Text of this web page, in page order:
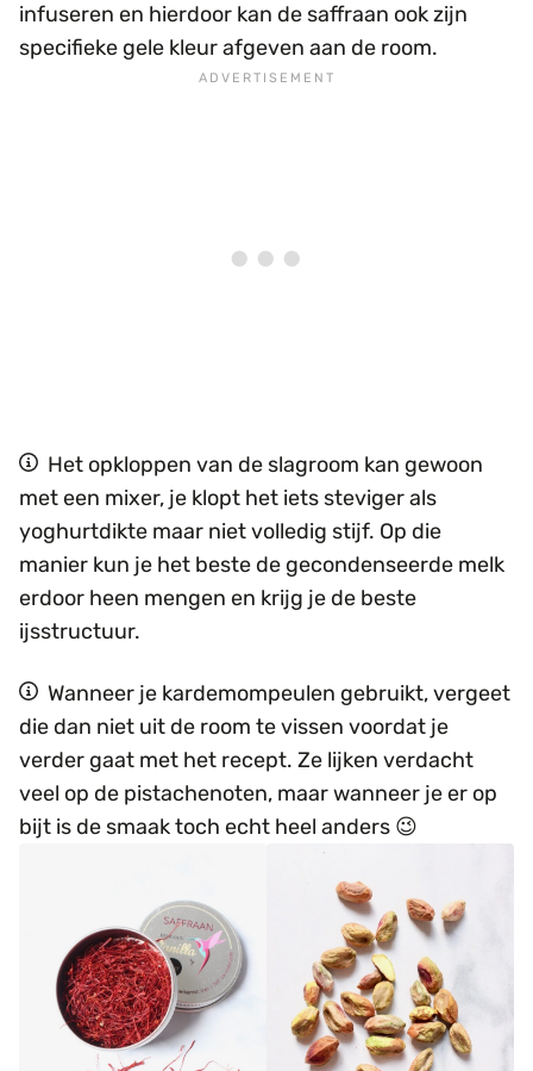
infuseren en hierdoor kan de saffraan ook zijn
specifieke gele kleur afgeven aan de room.
Het opkloppen van de slagroom kan gewoon
met een mixer, je klopt het iets steviger als
yoghurtdikte maar niet volledig stijf. Op die
manier kun je het beste de gecondenseerde melk
erdoor heen mengen en krijg je de beste
ijsstructuur.
Wanneer je kardemompeulen gebruikt, vergeet
die dan niet uit de room te vissen voordat je
verder gaat met het recept. Ze lijken verdacht
veel op de pistachenoten, maar wanneer je er op
bijt is de smaak toch echt heel anders 😉